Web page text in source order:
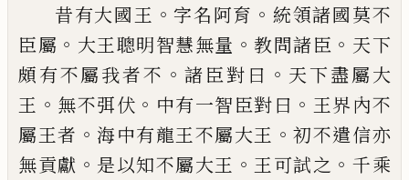
昔有大國王 。 字名阿育 。 統領諸國莫不
臣屬 。 大王聰明智慧無量 。教問諸臣 。 天下
頗有不屬我者不 。諸臣對曰 。 天下盡屬大
王 。 無不弭伏 。 中有一智臣對曰 。 王界內不
屬王者 。 海中有龍王不屬大王 。初不遣信亦
無貢獻 。 是以知不屬大王 。 王可試之 。千乘